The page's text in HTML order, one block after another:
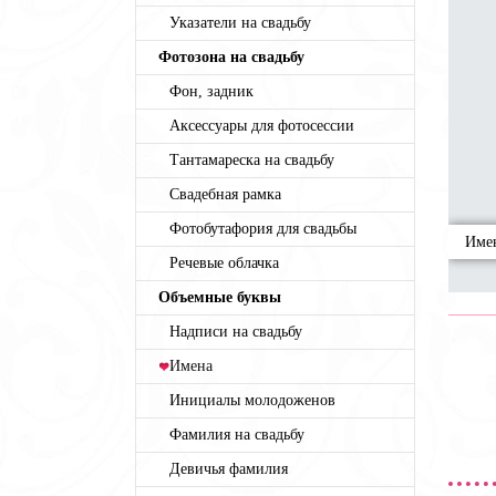
Указатели на свадьбу
Фотозона на свадьбу
Фон, задник
Аксессуары для фотосессии
Тантамареска на свадьбу
Свадебная рамка
Фотобутафория для свадьбы
Речевые облачка
Объемные буквы
Надписи на свадьбу
Имена
Инициалы молодоженов
Фамилия на свадьбу
Девичья фамилия